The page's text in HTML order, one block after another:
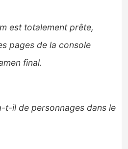
est totalement prête,
pages de la console
final.
t-il de personnages dans le